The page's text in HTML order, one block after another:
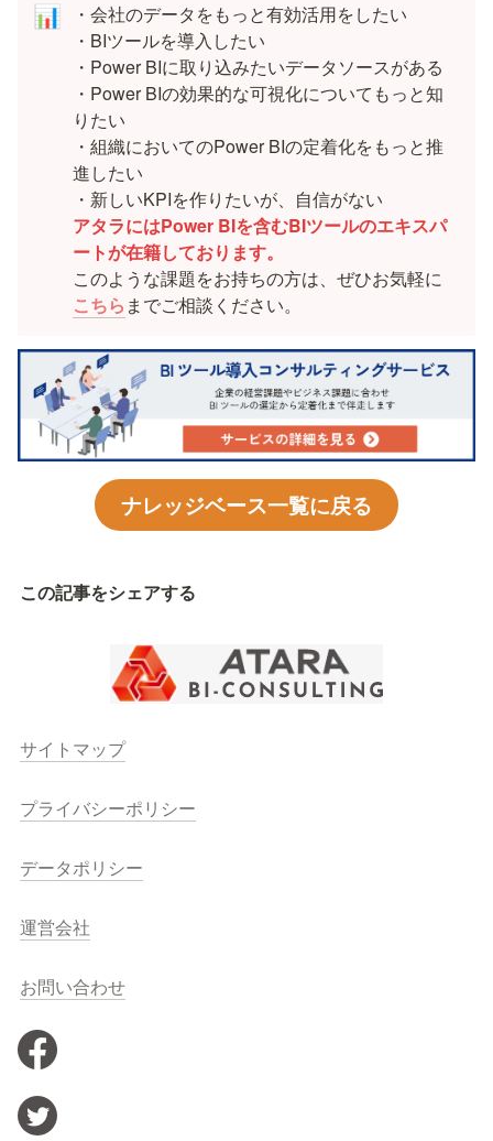
📊
・会社のデータをもっと有効活用をしたい
・BIツールを導入したい
・Power BIに取り込みたいデータソースがある
・Power BIの効果的な可視化についてもっと知
りたい
・組織においてのPower BIの定着化をもっと推
進したい
アタラにはPower BIを含むBIツールのエキスパ
ートが在籍しております。
このような課題をお持ちの方は、ぜひお気軽に
こちら までご相談ください。
ナレッジベース一覧に戻る
この記事をシェアする
サイトマップ
プライバシーポリシー
データポリシー
運営会社
お問い合わせ